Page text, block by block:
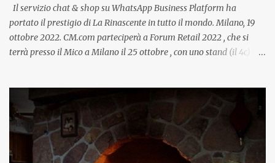
Il servizio chat & shop su WhatsApp Business Platform ha
portato il prestigio di La Rinascente in tutto il mondo. Milano, 19
ottobre 2022. CM.com parteciperà a Forum Retail 2022 , che si
terrà presso il Mico a Milano il 25 ottobre , con uno stand (il 4c) e
tramite WhatsApp Business ”. Il primo appuntamento è per le ore
14:30 con Cristina Parigi, Country Manager di CM.com Italia, che
terrà una presentazione dal titolo:” Il presente e futuro del
Customer care omnicanale: come incontrare le aspettative dei